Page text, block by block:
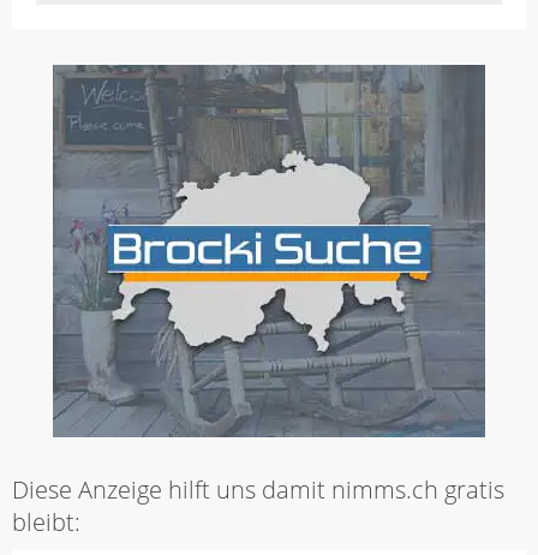
Diese Anzeige hilft uns damit nimms.ch gratis
bleibt: